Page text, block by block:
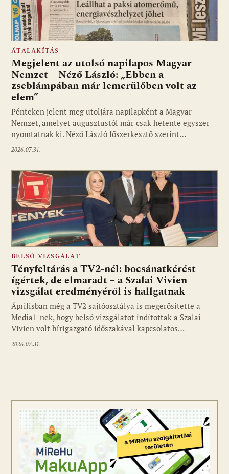
ÁTALAKÍTÁS
Megjelent az utolsó napilapos Magyar
Nemzet – Néző László: „Ebben a
zseblámpában már lemerülőben volt az
elem”
Pénteken jelent meg utoljára napilapként a Magyar
Nemzet, amelyet augusztustól már csak hetente egyszer
nyomtatnak ki. Néző László főszerkesztő szerint…
2026.07.31.
BELSŐ VIZSGÁLAT
Tényfeltárás a TV2-nél: bocsánatkérést
ígértek, de elmaradt – a Szalai Vivien-
vizsgálat eredményéről is hallgatnak
Áprilisban még a TV2 sajtóosztálya is megerősítette a
Media1-nek, hogy belső vizsgálatot indítottak a Szalai
Vivien volt hírigazgató időszakával kapcsolatos…
2026.07.31.